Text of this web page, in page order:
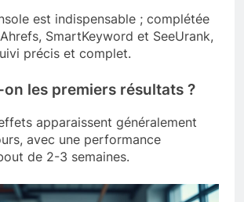
est indispensable ; complétée
SmartKeyword et SeeUrank,
précis et complet.
les premiers résultats ?
apparaissent généralement
avec une performance
de 2-3 semaines.